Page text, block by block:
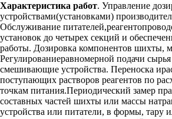
Характеристика работ. Управление
устройствами(установками)
Обслуживание
установок до четырех секций и
работы. Дозировка компонентов шихты,
Регулированиеравномерной подачи
смешивающие устройства. Переноска
поступающих растворов реагентов по
точкам питания.Периодический замер
составных частей шихты или массы
устройства или питатели, в формы, тару